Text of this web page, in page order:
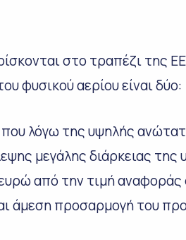
στο τραπέζι της
φυσικού αερίου είναι δύο:
λόγω της υψηλής
μεγάλης διάρκειας της
από την τιμή αναφοράς
άμεση προσαρμογή του